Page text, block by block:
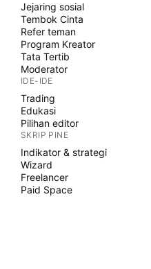
Jejaring sosial
Tembok Cinta
Refer teman
Program Kreator
Tata Tertib
Moderator
IDE-IDE
Trading
Edukasi
Pilihan editor
SKRIP PINE
Indikator & strategi
Wizard
Freelancer
Paid Space